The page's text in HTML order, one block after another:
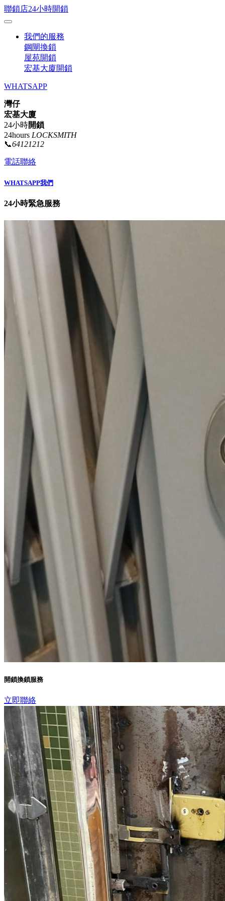
聯鎖店24小時開鎖
我們的服務
鋼閘換鎖
屋苑開鎖
宏基大廈開鎖
WHATSAPP
灣仔
宏基大廈
24小時開鎖
24hours LOCKSMITH
📞64121212
電話聯絡
WHATSAPP我們
24小時緊急服務
開鎖換鎖服務
立即聯絡